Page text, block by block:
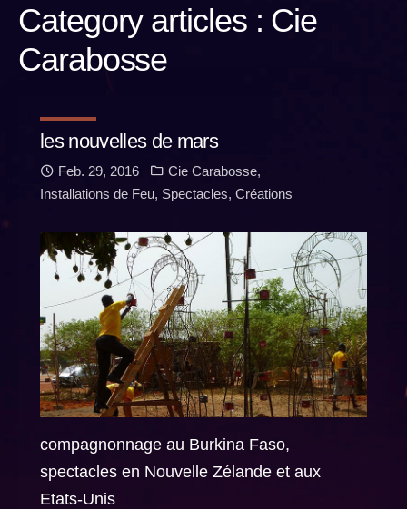
Category articles : Cie
Carabosse
les nouvelles de mars
Feb. 29, 2016 Cie Carabosse,
Installations de Feu, Spectacles, Créations
compagnonnage au Burkina Faso,
spectacles en Nouvelle Zélande et aux
Etats-Unis